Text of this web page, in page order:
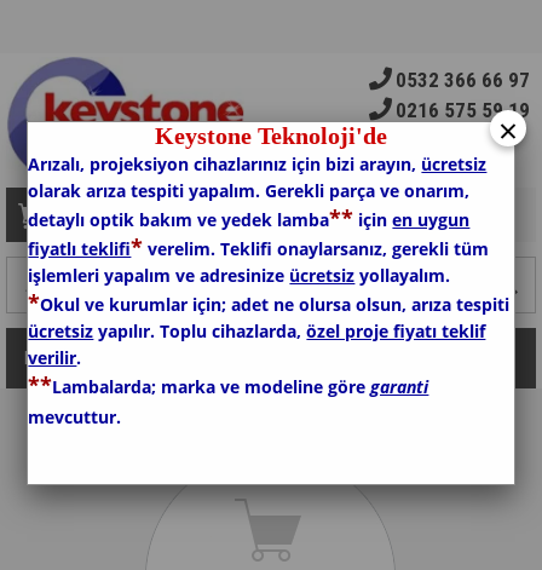
0532 366 66 97
0216 575 59 19
Sepetim 0 Ürün
Kategoriler
×
Keystone Teknoloji'de
Arızalı, projeksiyon cihazlarınız için bizi arayın, ücretsiz
olarak arıza tespiti yapalım. Gerekli parça ve onarım,
detaylı optik bakım ve yedek lamba** içinen uygun
fiyatlı teklifi* verelim. Teklifi onaylarsanız, gerekli tüm
işlemleri yapalım ve adresinize ücretsiz yollayalım.
*Okul ve kurumlar için; adet ne olursa olsun, arıza tespiti
ücretsiz yapılır. Toplu cihazlarda,özel proje fiyatı teklif
verilir.
**Lambalarda; marka ve modeline göregaranti
mevcuttur.